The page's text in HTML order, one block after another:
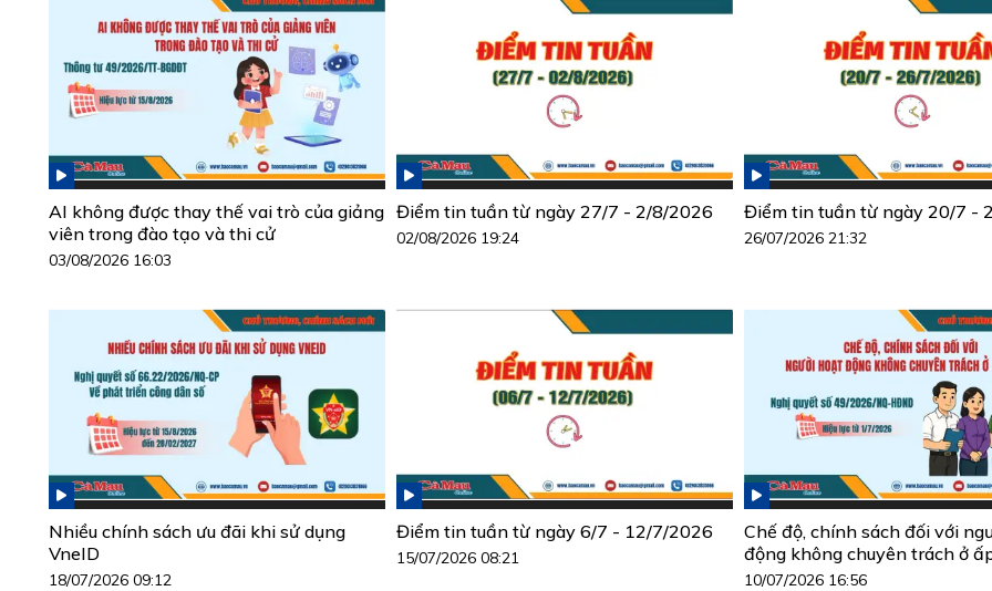
AI không được thay thế vai trò của giảng
viên trong đào tạo và thi cử
03/08/2026 16:03
Điểm tin tuần từ ngày 27/7 - 2/8/2026
02/08/2026 19:24
Điểm tin tuần từ ngày 20/7 -
26/07/2026 21:32
Nhiều chính sách ưu đãi khi sử dụng
VneID
18/07/2026 09:12
Điểm tin tuần từ ngày 6/7 - 12/7/2026
15/07/2026 08:21
Chế độ, chính sách đối với
động không chuyên trách ở
10/07/2026 16:56